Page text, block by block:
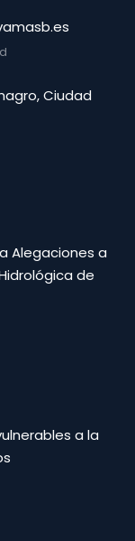
Ciudad
Alegaciones a
de
a la